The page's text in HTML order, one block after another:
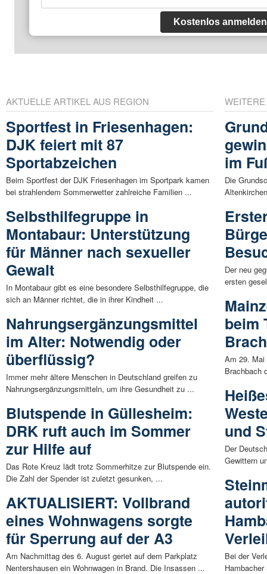
Kostenlos anmelden
AKTUELLE ARTIKEL AUS REGION
Sportfest in Friesenhagen:
DJK feiert mit 87
Sportabzeichen
Beim Sportfest der DJK Friesenhagen im Sportpark kamen
bei strahlendem Sommerwetter zahlreiche Familien ...
Selbsthilfegruppe in
Montabaur: Unterstützung
für Männer nach sexueller
Gewalt
In Montabaur gibt es eine besondere Selbsthilfegruppe, die
sich an Männer richtet, die in ihrer Kindheit ...
Nahrungsergänzungsmittel
im Alter: Notwendig oder
überflüssig?
Immer mehr ältere Menschen in Deutschland greifen zu
Nahrungsergänzungsmitteln, um ihre Gesundheit zu ...
Blutspende in Güllesheim:
DRK ruft auch im Sommer
zur Hilfe auf
Das Rote Kreuz lädt trotz Sommerhitze zur Blutspende ein.
Die Zahl der Spender ist zuletzt gesunken, ...
AKTUALISIERT: Vollbrand
eines Wohnwagens sorgte
für Sperrung auf der A3
Am Nachmittag des 6. August geriet auf dem Parkplatz
Nentershausen ein Wohnwagen in Brand. Die Insassen ...
im
Die
Der neu
ersten
beim
Am 29. Mai
Brachbach
und
Der
Gewittern
Bei der